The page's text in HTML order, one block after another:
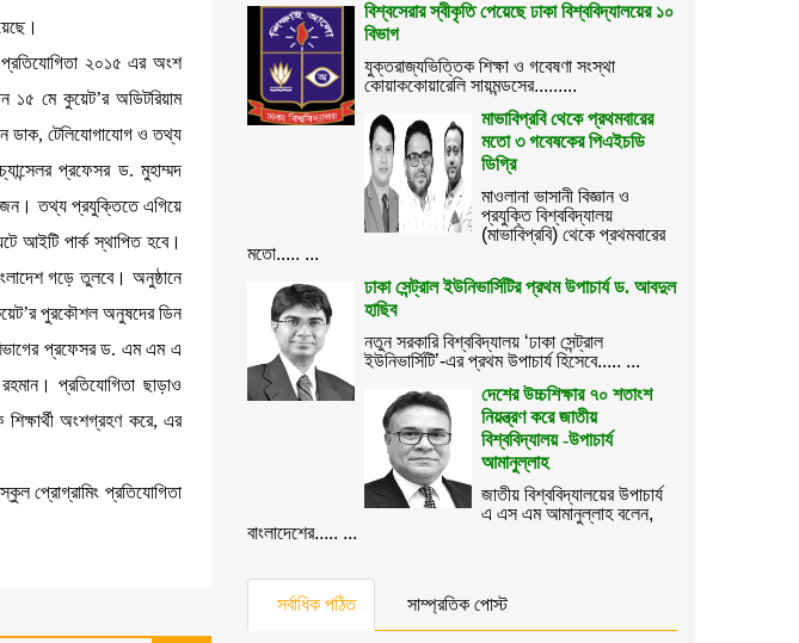
২০১৫ এর অংশ
১৫ মে কুয়েট’র অডিটরিয়াম
ডাক, টেলিযোগাযোগ ও তথ্য
প্রফেসর ড. মুহাম্মদ
তথ্য প্রযুক্তিতে এগিয়ে
আইটি পার্ক স্থাপিত হবে।
গড়ে তুলবে। অনুষ্ঠানে
পুরকৌশল অনুষদের ডিন
প্রফেসর ড. এম এম এ
প্রতিযোগিতা ছাড়াও
শিক্ষার্থী অংশগ্রহণ করে, এর
প্রোগ্রামিং প্রতিযোগিতা
বিশ্বসেরার স্বীকৃতি পেয়েছে ঢাকা বিশ্ববিদ্যালয়ের ১০
বিভাগ
যুক্তরাজ্যভিত্তিক শিক্ষা ও গবেষণা সংস্থা
কোয়াককোয়ারেলি সায়মন্ডসের.........
মাভাবিপ্রবি থেকে প্রথমবারের
মতো ৩ গবেষকের পিএইচডি
ডিগ্রি
মাওলানা ভাসানী বিজ্ঞান ও
প্রযুক্তি বিশ্ববিদ্যালয়
(মাভাবিপ্রবি) থেকে প্রথমবারের
মতো..... ...
ঢাকা সেন্ট্রাল ইউনিভার্সিটির প্রথম উপাচার্য ড. আবদুল
হাছিব
নতুন সরকারি বিশ্ববিদ্যালয় ‘ঢাকা সেন্ট্রাল
ইউনিভার্সিটি’-এর প্রথম উপাচার্য হিসেবে..... ...
দেশের উচ্চশিক্ষার ৭০ শতাংশ
নিয়ন্ত্রণ করে জাতীয়
বিশ্ববিদ্যালয় -উপাচার্য
আমানুল্লাহ
জাতীয় বিশ্ববিদ্যালয়ের উপাচার্য
এ এস এম আমানুল্লাহ বলেন,
বাংলাদেশের..... ...
সর্বাধিক পঠিত সাম্প্রতিক পোস্ট